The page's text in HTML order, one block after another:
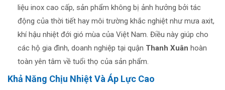
liệu inox cao cấp, sản phẩm không bị ảnh hưởng bởi tác
động của thời tiết hay môi trường khắc nghiệt như mưa axit,
khí hậu nhiệt đới gió mùa của Việt Nam. Điều này giúp cho
các hộ gia đình, doanh nghiệp tại quận Thanh Xuân hoàn
toàn yên tâm về tuổi thọ của sản phẩm.
Khả Năng Chịu Nhiệt Và Áp Lực Cao